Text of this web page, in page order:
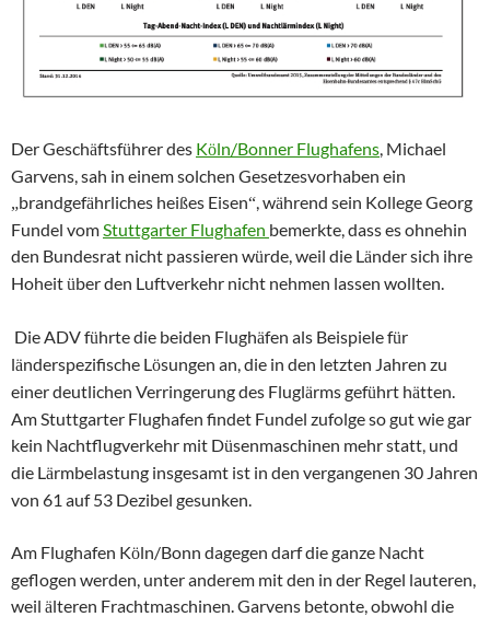
Der Geschäftsführer des Köln/Bonner Flughafens , Michael
Garvens, sah in einem solchen Gesetzesvorhaben ein
„brandgefährliches heißes Eisen“ , während sein Kollege Georg
Fundel vom Stuttgarter Flughafen bemerkte, dass es ohnehin
den Bundesrat nicht passieren würde, weil die L änder sich ihre
Hoheitüber den Luftverkehr nicht nehmen lassen wollten.
Die ADV führte die beiden Flughäfen als Beispiele für
länderspezifische L ösungen an, die in den letzten Jahren zu
einer deutlichen Verringerung des Fluglärms geführt hätten.
Am Stuttgarter Flughafen findet Fundel zufolge so gut wie gar
kein Nachtflugverkehr mit Düsenmaschinen mehr statt, und
die L ärmbelastung insgesamt ist in den vergangenen 30 Jahren
von 61 auf 53 Dezibel gesunken.
Am Flughafen Köln/Bonn dagegen darf die ganze Nacht
geflogen werden, unter anderem mit den in der Regel lauteren,
weil älteren Frachtmaschinen. Garvens betonte, obwohl die